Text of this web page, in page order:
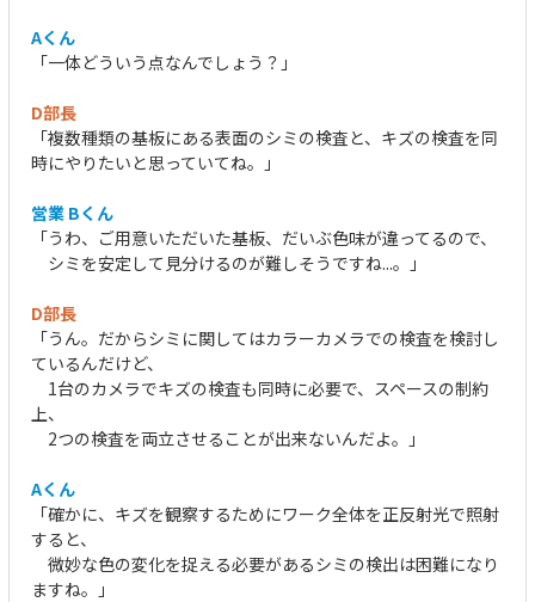
Aくん
「一体どういう点なんでしょう？」
D部長
「複数種類の基板にある表面のシミの検査と、キズの検査を同
時にやりたいと思っていてね。」
営業 Bくん
「うわ、ご用意いただいた基板、だいぶ色味が違ってるので、
シミを安定して見分けるのが難しそうですね...。」
D部長
「うん。だからシミに関してはカラーカメラでの検査を検討し
ているんだけど、
1台のカメラでキズの検査も同時に必要で、スペースの制約
上、
2つの検査を両立させることが出来ないんだよ。」
Aくん
「確かに、キズを観察するためにワーク全体を正反射光で照射
すると、
微妙な色の変化を捉える必要があるシミの検出は困難になり
ますね。」